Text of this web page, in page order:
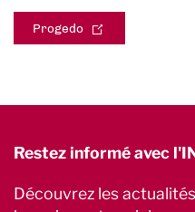
Progedo
Restez informé avec
Découvrez les